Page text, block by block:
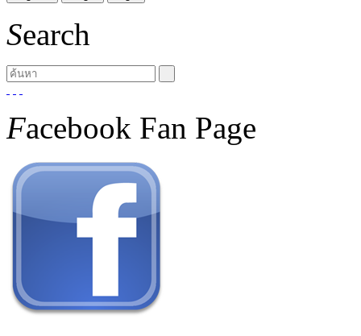
Search
Facebook Fan Page